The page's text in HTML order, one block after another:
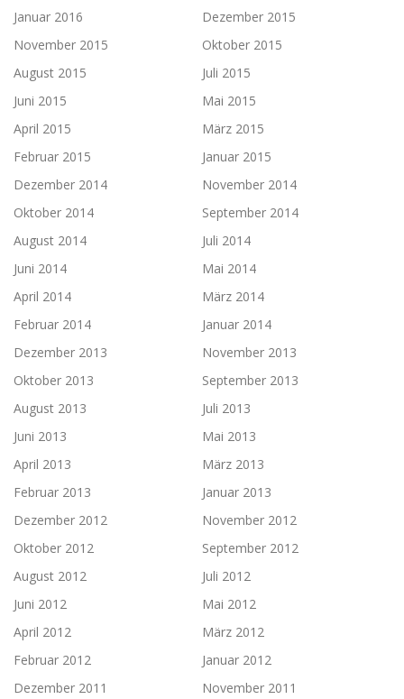
Januar 2016
Dezember 2015
November 2015
Oktober 2015
August 2015
Juli 2015
Juni 2015
Mai 2015
April 2015
März 2015
Februar 2015
Januar 2015
Dezember 2014
November 2014
Oktober 2014
September 2014
August 2014
Juli 2014
Juni 2014
Mai 2014
April 2014
März 2014
Februar 2014
Januar 2014
Dezember 2013
November 2013
Oktober 2013
September 2013
August 2013
Juli 2013
Juni 2013
Mai 2013
April 2013
März 2013
Februar 2013
Januar 2013
Dezember 2012
November 2012
Oktober 2012
September 2012
August 2012
Juli 2012
Juni 2012
Mai 2012
April 2012
März 2012
Februar 2012
Januar 2012
Dezember 2011
November 2011